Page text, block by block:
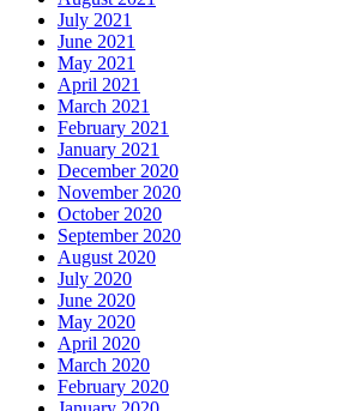
July 2021
June 2021
May 2021
April 2021
March 2021
February 2021
January 2021
December 2020
November 2020
October 2020
September 2020
August 2020
July 2020
June 2020
May 2020
April 2020
March 2020
February 2020